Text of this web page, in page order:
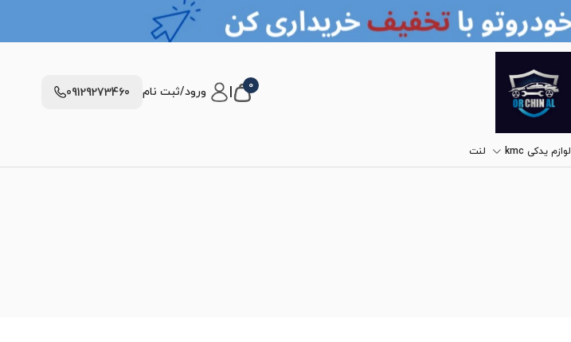
0 ورود/ثبت نام 09129273460
لوازم یدکی kmc لنت